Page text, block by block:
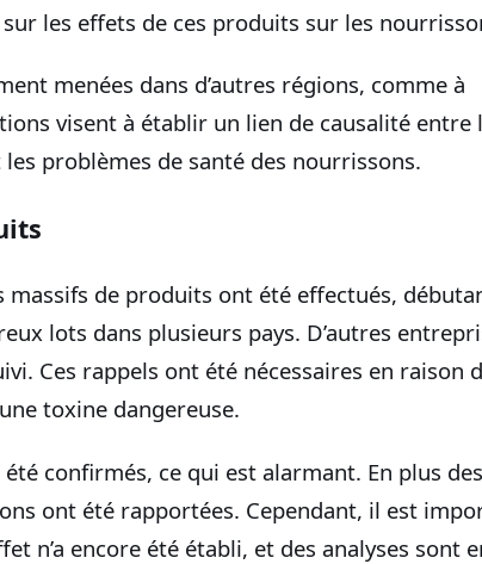
les effets de ces produits sur les
menées dans d’autres régions, comme à
visent à établir un lien de causalité entre
problèmes de santé des nourrissons.
massifs de produits ont été effectués,
lots dans plusieurs pays. D’autres
Ces rappels ont été nécessaires en raison
toxine dangereuse.
confirmés, ce qui est alarmant. En plus des
ont été rapportées. Cependant, il est
n’a encore été établi, et des analyses sont